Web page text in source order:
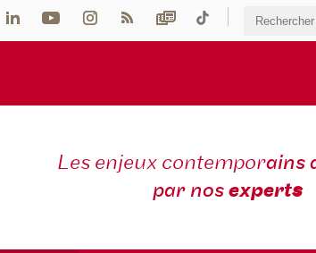
Les enjeux contemporains
par nosexperts